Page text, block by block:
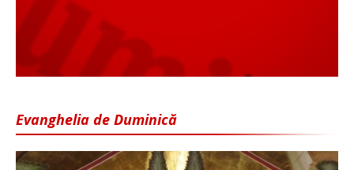
Evanghelia de Duminică